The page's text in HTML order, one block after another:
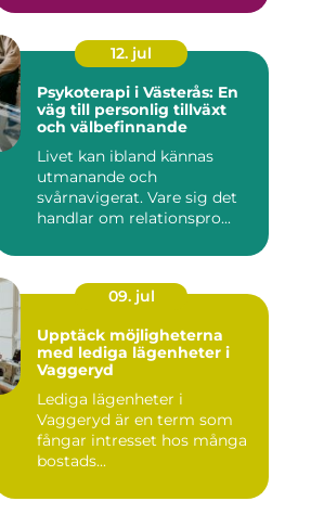
12. jul
Psykoterapi i Västerås: En
väg till personlig tillväxt
och välbefinnande
Livet kan ibland kännas
utmanande och
svårnavigerat. Vare sig det
handlar om relationspro...
09. jul
Upptäck möjligheterna
med lediga lägenheter i
Vaggeryd
Lediga lägenheter i
Vaggeryd är en term som
fångar intresset hos många
bostads...